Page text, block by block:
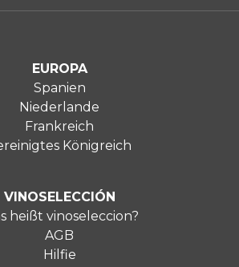
EUROPA
Spanien
Niederlande
Frankreich
Königreich
VINOSELECCIÓN
heißt vinoseleccion?
AGB
Hilfie